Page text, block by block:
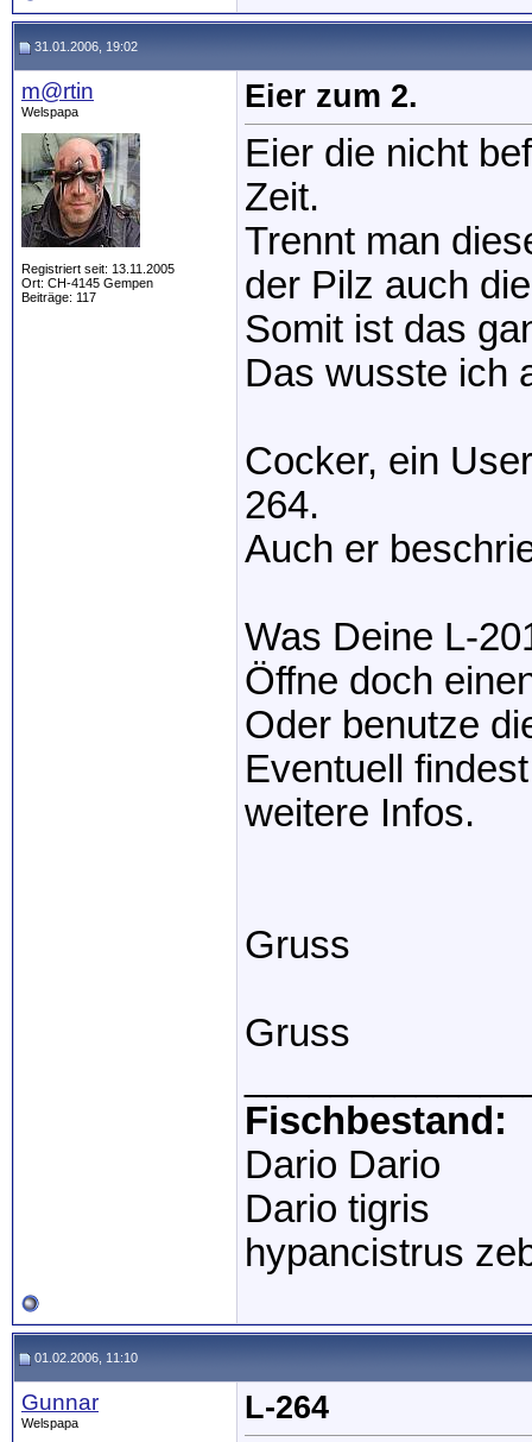
31.01.2006, 19:02
m@rtin
Welspapa
Registriert seit: 13.11.2005
Ort: CH-4145 Gempen
Beiträge: 117
Eier zum 2.
Eier die nicht
Zeit.
Trennt man
der Pilz auch
Somit ist das
Das wusste ich
Cocker, ein
264.
Auch er
Was Deine L-
Öffne doch
Oder benutze
Eventuell
weitere Infos.
Gruss
Gruss
Fischbestand:
Dario Dario
Dario tigris
hypancistrus
01.02.2006, 11:10
Gunnar
Welspapa L-264